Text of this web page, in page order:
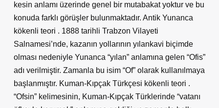
kesin anlamı üzerinde genel bir mutabakat yoktur ve bu
konuda farklı görüşler bulunmaktadır. Antik Yunanca
kökenli teori . 1888 tarihli Trabzon Vilayeti
Salnamesi’nde, kazanın yollarının yılankavi biçimde
olması nedeniyle Yunanca “yılan” anlamına gelen “Ofis”
adı verilmiştir. Zamanla bu isim “Of” olarak kullanılmaya
başlanmıştır. Kuman-Kıpçak Türkçesi kökenli teori .
“Ofsin” kelimesinin, Kuman-Kıpçak Türklerinde “vatanı